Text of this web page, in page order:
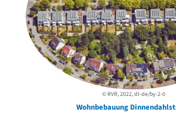
© RVR, 2022, dl-de/by-2-0
Wohnbebauung